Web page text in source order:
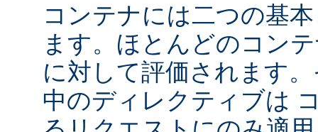
コンテナには二つの基
ます。ほとんどのコン
に対して評価されます
中のディレクティブは